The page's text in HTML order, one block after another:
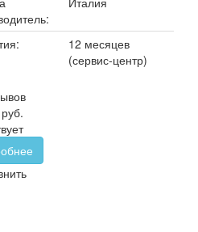
12 месяцев
(сервис-центр)